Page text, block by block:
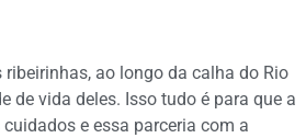
ao longo da calha do Rio
de vida deles. Isso tudo é para que a
e essa parceria com a